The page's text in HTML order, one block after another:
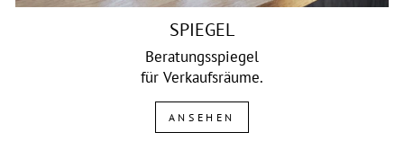
SPIEGEL
Beratungsspiegel
für Verkaufsräume.
ANSEHEN